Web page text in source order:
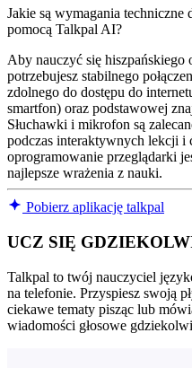
Jakie są wymagania
pomocą Talkpal AI?
Aby nauczyć się
potrzebujesz stabilnego
zdolnego do dostępu do
smartfon) oraz podstawowej
Słuchawki i mikrofon są
podczas interaktywnych lekcji
oprogramowanie przeglądarki
najlepsze wrażenia z nauki.
Pobierz aplikację talkpal
UCZ SIĘ
Talkpal to twój nauczyciel
na telefonie. Przyspiesz swoją
ciekawe tematy pisząc lub
wiadomości głosowe